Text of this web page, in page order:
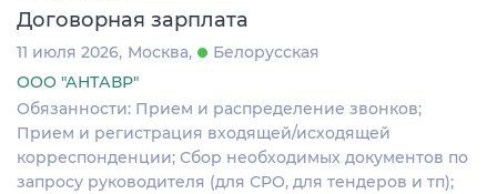
Договорная зарплата
11 июля 2026 Москва
Белорусская
ООО "АНТАВР"
Обязанности: Прием и распределение звонков;
Прием и регистрация входящей/исходящей
корреспонденции; Сбор необходимых документов по
запросу руководителя (для СРО, для тендеров и тп);